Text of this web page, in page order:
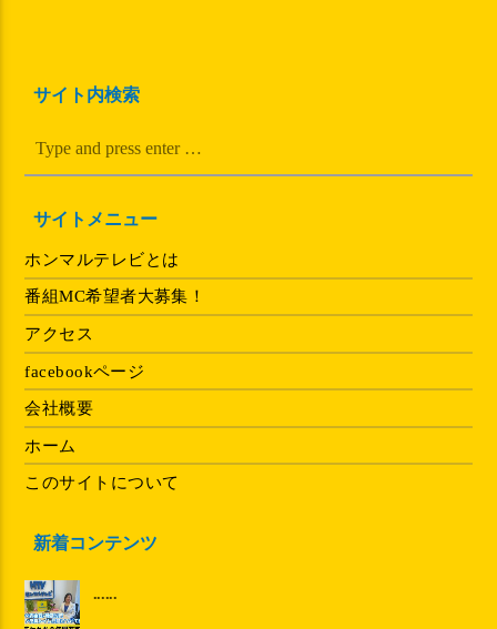
サイト内検索
サイトメニュー
ホンマルテレビとは
番組MC希望者大募集！
アクセス
facebookページ
会社概要
ホーム
このサイトについて
新着コンテンツ
......